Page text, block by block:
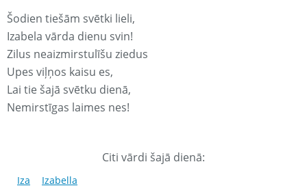
Šodien tiešām svētki lieli,
Izabela vārda dienu svin!
Zilus neaizmirstulīšu ziedus
Upes viļņos kaisu es,
Lai tie šajā svētku dienā,
Nemirstīgas laimes nes!
Citi vārdi šajā dienā:
Iza Izabella